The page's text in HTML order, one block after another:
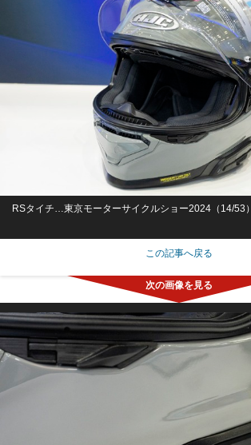
RSタイチ…東京モーターサイクルショー2024（14/53）
この記事へ戻る